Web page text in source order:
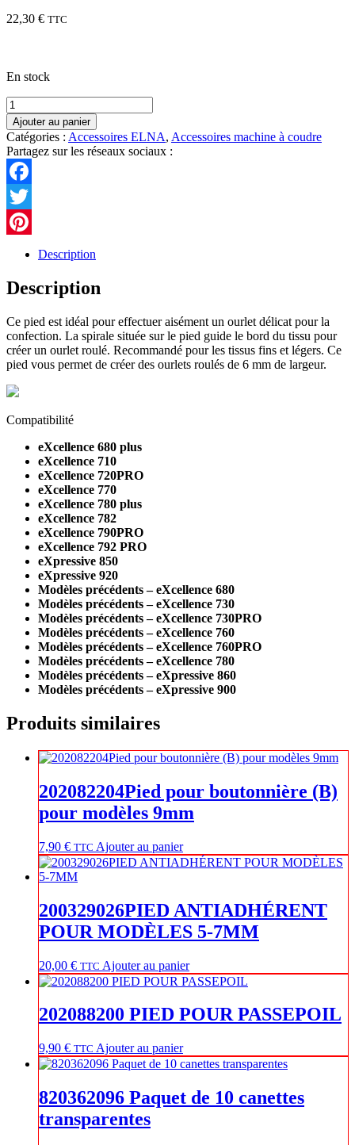
22,30 € TTC
En stock
quantité
de
202080202
PIED
POUR
OURLET
ROULÉ
6MM
DE
LARGEUR
Ajouter au panier
Catégories : Accessoires ELNA, Accessoires machine à coudre
Partagez sur les réseaux sociaux :
Facebook
Twitter
Pinterest
Description
Description
Ce pied est idéal pour effectuer aisément un ourlet délicat pour la
confection. La spirale située sur le pied guide le bord du tissu pour
créer un ourlet roulé. Recommandé pour les tissus fins et légers. Ce
pied vous permet de créer des ourlets roulés de 6 mm de largeur.
Compatibilité
eXcellence 680 plus
eXcellence 710
eXcellence 720PRO
eXcellence 770
eXcellence 780 plus
eXcellence 782
eXcellence 790PRO
eXcellence 792 PRO
eXpressive 850
eXpressive 920
Modèles précédents – eXcellence 680
Modèles précédents – eXcellence 730
Modèles précédents – eXcellence 730PRO
Modèles précédents – eXcellence 760
Modèles précédents – eXcellence 760PRO
Modèles précédents – eXcellence 780
Modèles précédents – eXpressive 860
Modèles précédents – eXpressive 900
Produits similaires
202082204Pied pour boutonnière (B)
pour modèles 9mm
7,90 € TTC Ajouter au panier
200329026PIED ANTIADHÉRENT
POUR MODÈLES 5-7MM
20,00 € TTC Ajouter au panier
202088200 PIED POUR PASSEPOIL
9,90 € TTC Ajouter au panier
820362096 Paquet de 10 canettes
transparentes